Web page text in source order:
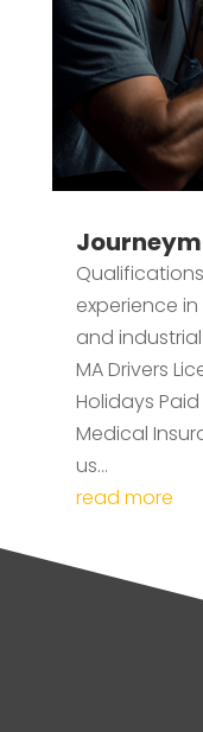
experience
and
MA Drivers
Holidays
Medical
us...
read more